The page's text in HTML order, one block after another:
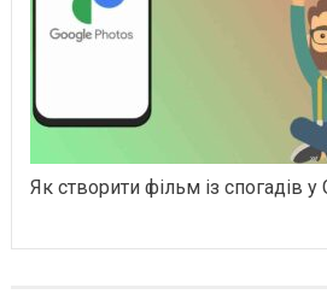
Як створити фільм із спогадів